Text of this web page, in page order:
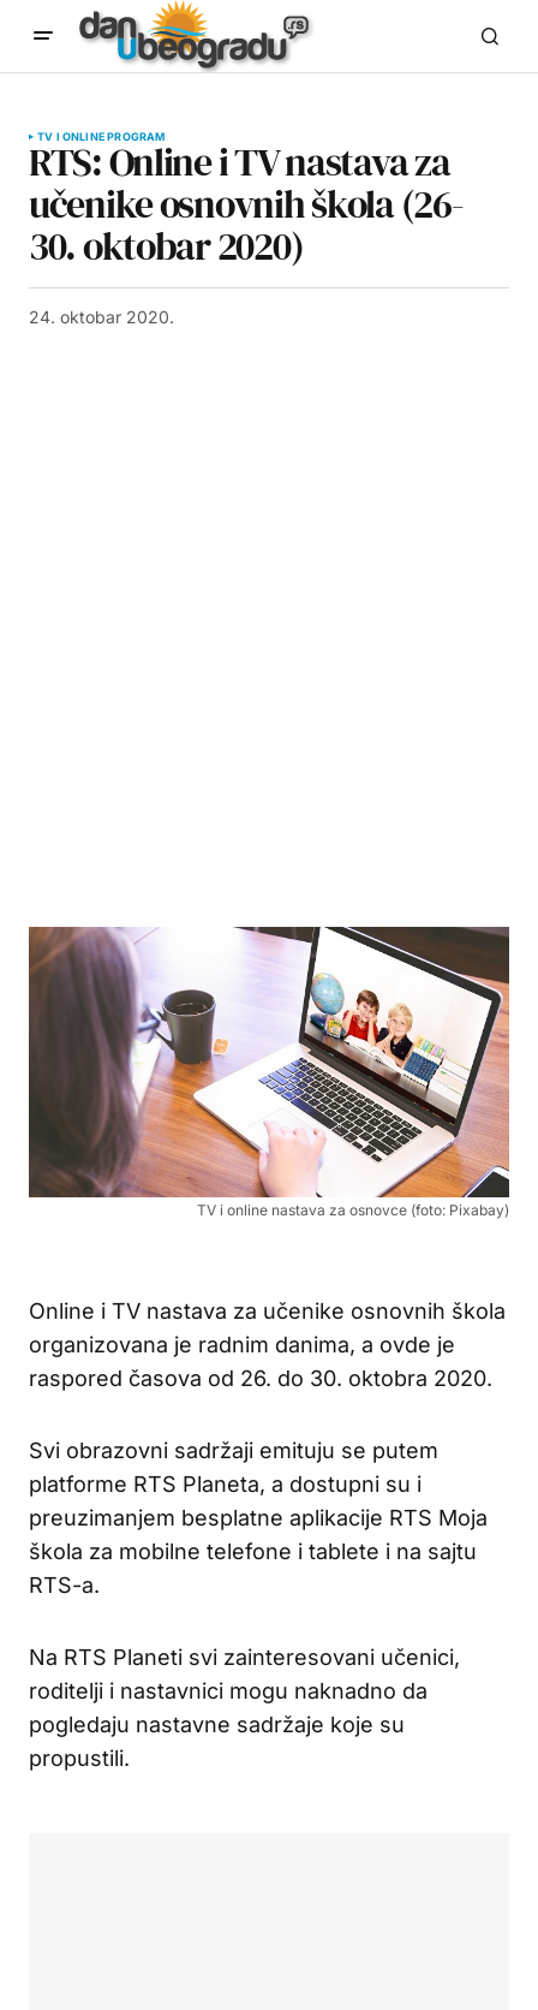
TV I ONLINE PROGRAM
RTS: Online i TV nastava za
učenike osnovnih škola (26-
30. oktobar 2020)
24. oktobar 2020.
TV i online nastava za osnovce (foto: Pixabay)
Online i TV nastava za učenike osnovnih škola
organizovana je radnim danima, a ovde je
raspored časova od 26. do 30. oktobra 2020.
Svi obrazovni sadržaji emituju se putem
platforme RTS Planeta, a dostupni su i
preuzimanjem besplatne aplikacije RTS Moja
škola za mobilne telefone i tablete i na sajtu
RTS-a.
Na RTS Planeti svi zainteresovani učenici,
roditelji i nastavnici mogu naknadno da
pogledaju nastavne sadržaje koje su
propustili.